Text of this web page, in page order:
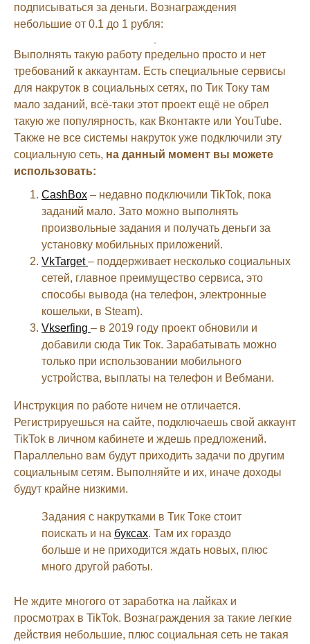
подписываться за деньги. Вознаграждения
небольшие от 0.1 до 1 рубля:
Выполнять такую работу предельно просто и нет
требований к аккаунтам. Есть специальные сервисы
для накруток в социальных сетях, по Тик Току там
мало заданий, всё-таки этот проект ещё не обрел
такую же популярность, как Вконтакте или YouTube.
Также не все системы накруток уже подключили эту
социальную сеть, на данный момент вы можете
использовать:
CashBox – недавно подключили TikTok, пока
заданий мало. Зато можно выполнять
произвольные задания и получать деньги за
установку мобильных приложений.
VkTarget– поддерживает несколько социальных
сетей, главное преимущество сервиса, это
способы вывода (на телефон, электронные
кошельки, в Steam).
Vkserfing – в 2019 году проект обновили и
добавили сюда Тик Ток. Зарабатывать можно
только при использовании мобильного
устройства, выплаты на телефон и Вебмани.
Инструкция по работе ничем не отличается.
Регистрируешься на сайте, подключаешь свой аккаунт
TikTok в личном кабинете и ждешь предложений.
Параллельно вам будут приходить задачи по другим
социальным сетям. Выполняйте и их, иначе доходы
будут крайне низкими.
Задания с накрутками в Тик Токе стоит
поискать и на буксах. Там их гораздо
больше и не приходится ждать новых, плюс
много другой работы.
Не ждите многого от заработка на лайках и
просмотрах в TikTok. Вознаграждения за такие легкие
действия небольшие, плюс социальная сеть не такая